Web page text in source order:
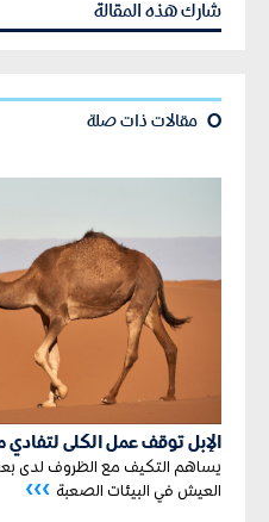
شارك هذه المقالة
¢ مقالات ذات صلة
الإبل توقف عمل الكلى
يساهم التكيف مع الظروف لدى
العيش في البيئات الصعبة ›››